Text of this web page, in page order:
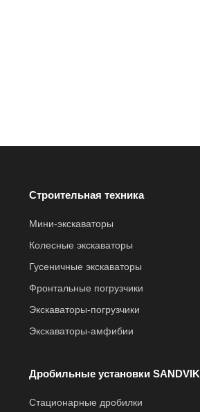
Строительная техника
Мини-экскаваторы
Колесные экскаваторы
Гусеничные экскаваторы
Фронтальные погрузчики
Экскаваторы-погрузчики
Экскаваторы-амфибии
Дробильные установки SANDVIK
Стационарные дробилки